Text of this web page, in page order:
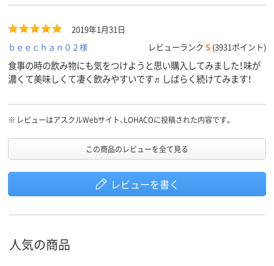
クルロジストなら頼むのやめようかと思うくらいです。
2019年1月31日
ｂｅｅｃｈａｎ０２様
レビューランク S (3931ポイント)
食事の時の飲み物にも気をつけようと思い購入してみました！味が
濃くて美味しくて凄く飲みやすいです♬しばらく続けてみます！
※ レビューはアスクルWebサイト、LOHACOに投稿された内容です。
この商品のレビューを全て見る
レビューを書く
人気の商品